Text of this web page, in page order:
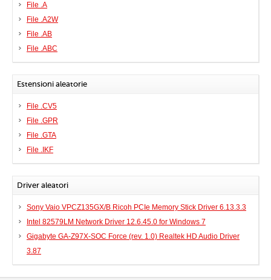
File .A
File .A2W
File .AB
File .ABC
Estensioni aleatorie
File .CV5
File .GPR
File .GTA
File .IKF
Driver aleatori
Sony Vaio VPCZ135GX/B Ricoh PCIe Memory Stick Driver 6.13.3.3
Intel 82579LM Network Driver 12.6.45.0 for Windows 7
Gigabyte GA-Z97X-SOC Force (rev. 1.0) Realtek HD Audio Driver
3.87